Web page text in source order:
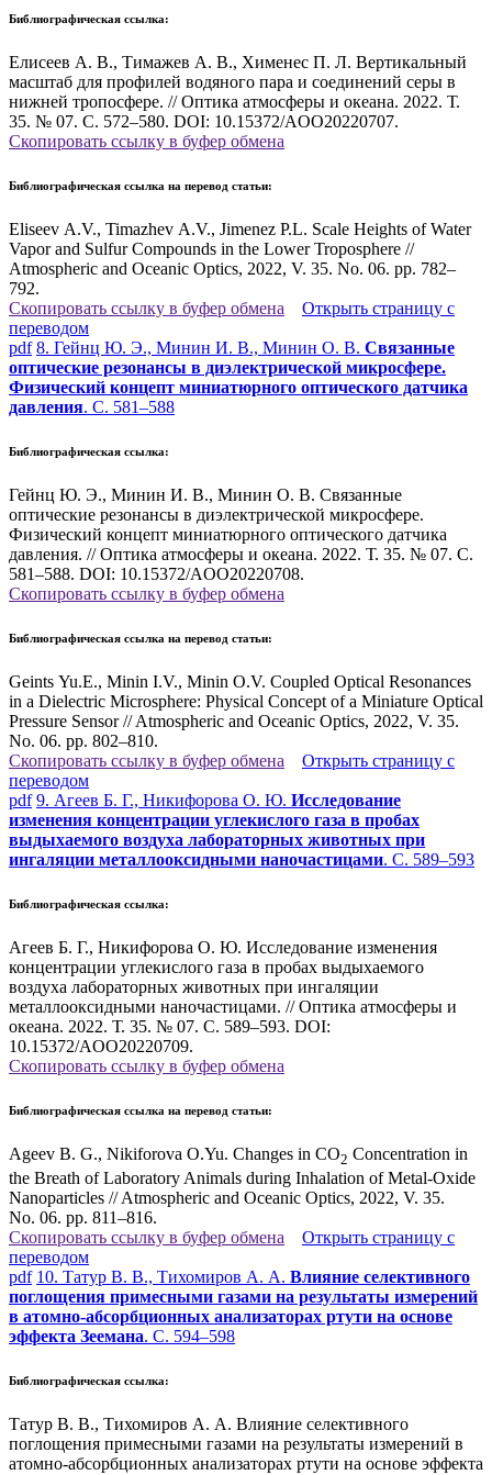
Библиографическая ссылка:
Елисеев А. В., Тимажев А. В., Хименес П. Л. Вертикальный
масштаб для профилей водяного пара и соединений серы в
нижней тропосфере. // Оптика атмосферы и океана. 2022. Т.
35. № 07. С. 572–580. DOI: 10.15372/AOO20220707.
Скопировать ссылку в буфер обмена
Библиографическая ссылка на перевод статьи:
Eliseev A.V., Timazhev A.V., Jimenez P.L. Scale Heights of Water
Vapor and Sulfur Compounds in the Lower Troposphere //
Atmospheric and Oceanic Optics, 2022, V. 35. No. 06. pp. 782–
792.
Скопировать ссылку в буфер обмена
Открыть страницу с
переводом
pdf 8. Гейнц Ю. Э., Минин И. В., Минин О. В. Связанные
оптические резонансы в диэлектрической микросфере.
Физический концепт миниатюрного оптического датчика
давления. С. 581–588
Библиографическая ссылка:
Гейнц Ю. Э., Минин И. В., Минин О. В. Связанные
оптические резонансы в диэлектрической микросфере.
Физический концепт миниатюрного оптического датчика
давления. // Оптика атмосферы и океана. 2022. Т. 35. № 07. С.
581–588. DOI: 10.15372/AOO20220708.
Скопировать ссылку в буфер обмена
Библиографическая ссылка на перевод статьи:
Geints Yu.E., Minin I.V., Minin O.V. Coupled Optical Resonances
in a Dielectric Microsphere: Physical Concept of a Miniature Optical
Pressure Sensor // Atmospheric and Oceanic Optics, 2022, V. 35.
No. 06. pp. 802–810.
Скопировать ссылку в буфер обмена
Открыть страницу с
переводом
pdf 9. Агеев Б. Г., Никифорова О. Ю. Исследование
изменения концентрации углекислого газа в пробах
выдыхаемого воздуха лабораторных животных при
ингаляции металлооксидными наночастицами. С. 589–593
Библиографическая ссылка:
Агеев Б. Г., Никифорова О. Ю. Исследование изменения
концентрации углекислого газа в пробах выдыхаемого
воздуха лабораторных животных при ингаляции
металлооксидными наночастицами. // Оптика атмосферы и
океана. 2022. Т. 35. № 07. С. 589–593. DOI:
10.15372/AOO20220709.
Скопировать ссылку в буфер обмена
Библиографическая ссылка на перевод статьи:
Ageev B. G., Nikiforova O.Yu. Changes in CO2 Concentration in
the Breath of Laboratory Animals during Inhalation of Metal-Oxide
Nanoparticles // Atmospheric and Oceanic Optics, 2022, V. 35.
No. 06. pp. 811–816.
Скопировать ссылку в буфер обмена
Открыть страницу с
переводом
pdf 10. Татур В. В., Тихомиров А. А. Влияние селективного
поглощения примесными газами на результаты измерений
в атомно-абсорбционных анализаторах ртути на основе
эффекта Зеемана. С. 594–598
Библиографическая ссылка:
Татур В. В., Тихомиров А. А. Влияние селективного
поглощения примесными газами на результаты измерений в
атомно-абсорбционных анализаторах ртути на основе эффекта